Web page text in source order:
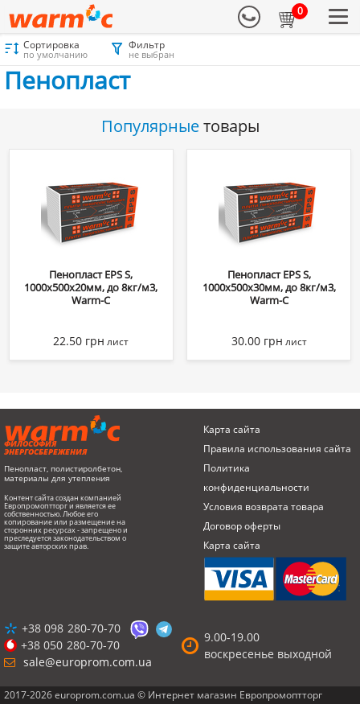
0
Материалы для утепления Каталог
Сортировка
по умолчанию
Фильтр
не выбран
Пенопласт
Популярныетовары
Пенопласт EPS S,
1000х500х20мм, до 8кг/м3,
Warm-C
22.50 грн лист
Пенопласт EPS S,
1000х500х30мм, до 8кг/м3,
Warm-C
30.00 грн лист
ФИЛОСОФИЯ
ЭНЕРГОСБЕРЕЖЕНИЯ
Пенопласт, полистиролбетон,
материалы для утепления
Контент сайта создан компанией
Европромоптторг и является ее
собственностью. Любое его
копирование или размещение на
сторонних ресурсах - запрещено и
преследуется законодательством о
защите авторских прав.
Карта сайта
Правила использования сайта
Политика
конфиденциальности
Условия возврата товарa
Договор оферты
Карта сайта
9.00-19.00
воскресенье выходной
+38 098 280-70-70
+38 050 280-70-70
sale@europrom.com.ua
2017-2026 europrom.com.ua © Интернет магазин Европромоптторг